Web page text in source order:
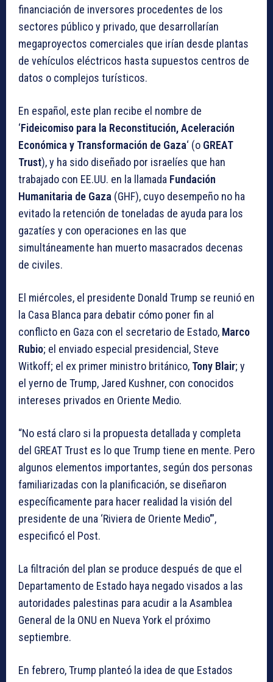
financiación de inversores procedentes de los
sectores público y privado, que desarrollarían
megaproyectos comerciales que irían desde plantas
de vehículos eléctricos hasta supuestos centros de
datos o complejos turísticos.
En español, este plan recibe el nombre de
‘Fideicomiso para la Reconstitución, Aceleración
Económica y Transformación de Gaza‘ (o GREAT
Trust), y ha sido diseñado por israelíes que han
trabajado con EE.UU. en la llamada Fundación
Humanitaria de Gaza (GHF), cuyo desempeño no ha
evitado la retención de toneladas de ayuda para los
gazatíes y con operaciones en las que
simultáneamente han muerto masacrados decenas
de civiles.
El miércoles, el presidente Donald Trump se reunió en
la Casa Blanca para debatir cómo poner fin al
conflicto en Gaza con el secretario de Estado, Marco
Rubio; el enviado especial presidencial, Steve
Witkoff; el ex primer ministro británico, Tony Blair; y
el yerno de Trump, Jared Kushner, con conocidos
intereses privados en Oriente Medio.
“No está claro si la propuesta detallada y completa
del GREAT Trust es lo que Trump tiene en mente. Pero
algunos elementos importantes, según dos personas
familiarizadas con la planificación, se diseñaron
específicamente para hacer realidad la visión del
presidente de una ‘Riviera de Oriente Medio’”,
especificó el Post.
La filtración del plan se produce después de que el
Departamento de Estado haya negado visados a las
autoridades palestinas para acudir a la Asamblea
General de la ONU en Nueva York el próximo
septiembre.
En febrero, Trump planteó la idea de que Estados